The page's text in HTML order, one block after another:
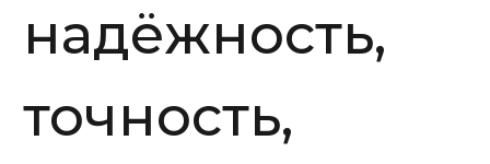
надёжность,
точность,